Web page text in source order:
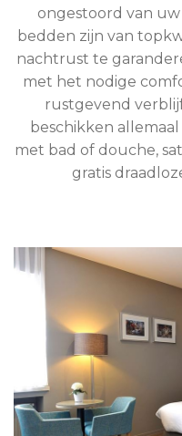
ongestoord van
bedden zijn van
nachtrust te
met het nodige
rustgevend
beschikken
met bad of douche,
gratis